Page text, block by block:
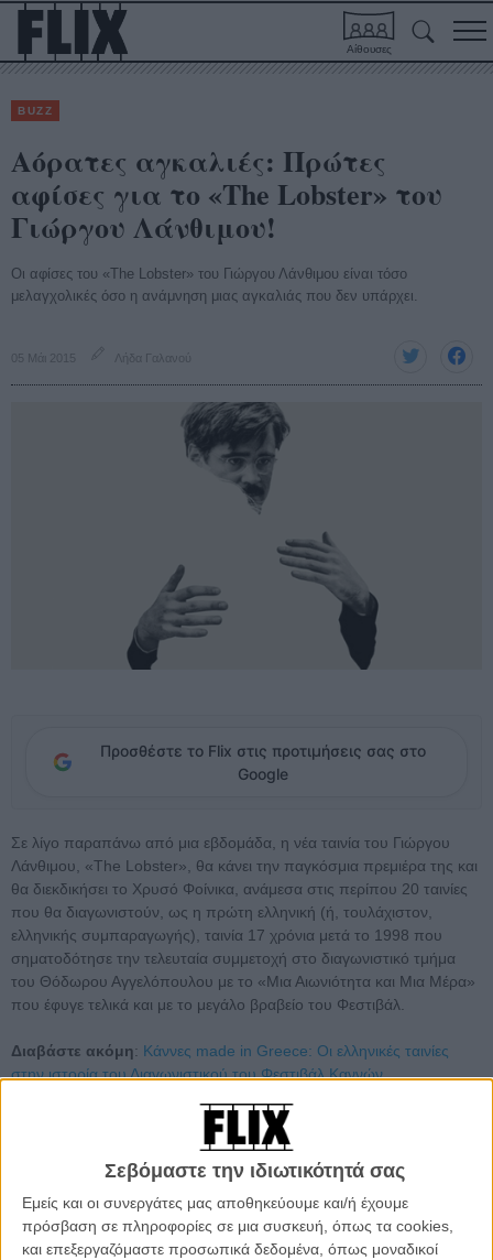
Σεβόμαστε την ιδιωτικότητά σας
Εμείς και οι συνεργάτες μας αποθηκεύουμε και/ή έχουμε
πρόσβαση σε πληροφορίες σε μια συσκευή, όπως τα cookies,
και επεξεργαζόμαστε προσωπικά δεδομένα, όπως μοναδικοί
Αίθουσες
BUZZ
Αόρατες αγκαλιές: Πρώτες
αφίσες για το «The Lobster» του
Γιώργου Λάνθιμου!
Οι αφίσες του «The Lobster» του Γιώργου Λάνθιμου είναι τόσο
μελαγχολικές όσο η ανάμνηση μιας αγκαλιάς που δεν υπάρχει.
05 Μάι 2015 Λήδα Γαλανού
Προσθέστε το Flix στις προτιμήσεις σας στο
Google
Σε λίγο παραπάνω από μια εβδομάδα, η νέα ταινία του Γιώργου
Λάνθιμου, «The Lobster», θα κάνει την παγκόσμια πρεμιέρα της και
θα διεκδικήσει το Χρυσό Φοίνικα, ανάμεσα στις περίπου 20 ταινίες
που θα διαγωνιστούν, ως η πρώτη ελληνική (ή, τουλάχιστον,
ελληνικής συμπαραγωγής), ταινία 17 χρόνια μετά το 1998 που
σηματοδότησε την τελευταία συμμετοχή στο διαγωνιστικό τμήμα
του Θόδωρου Αγγελόπουλου με το «Μια Αιωνιότητα και Μια Μέρα»
που έφυγε τελικά και με το μεγάλο βραβείο του Φεστιβάλ.
Διαβάστε ακόμη: Κάννες made in Greece: Οι ελληνικές ταινίες
στην ιστορία του Διαγωνιστικού του Φεστιβάλ Καννών
Μια συμπαραγωγή Ιρλανδίας, Ελλάδας, Γαλλίας, Ολλανδίας και Μ.
Βρετανίας, το φιλμ του Λάνθιμου είναι μια αντισυμβατική ιστορία
αγάπης, τοποθετημένη σε ένα δυστοπικό, κοντινό μέλλον, όπου
συλλαμβάνονται και μεταφέρονται στο Ξενοδοχείο. Εκεί είναι
υποχρεωμένοι να βρουν έναν ταιριαστό σύντροφο μέσα σε 45